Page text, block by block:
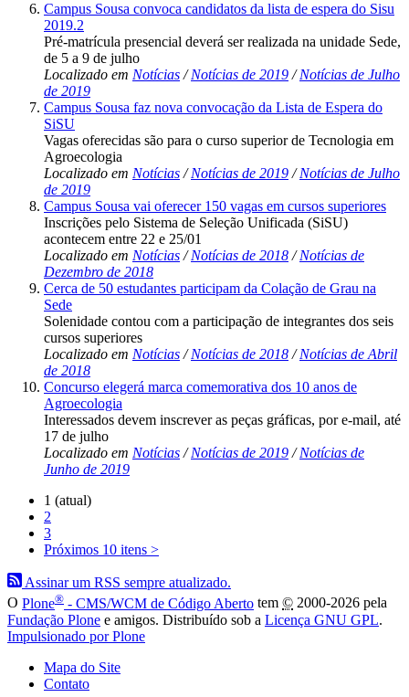
Campus Sousa convoca candidatos da lista de espera do Sisu
2019.2
Pré-matrícula presencial deverá ser realizada na unidade Sede,
de 5 a 9 de julho
Localizado em Notícias /Notícias de 2019 /Notícias de Julho
de 2019
Campus Sousa faz nova convocação da Lista de Espera do
SiSU
Vagas oferecidas são para o curso superior de Tecnologia em
Agroecologia
Localizado em Notícias /Notícias de 2019 /Notícias de Julho
de 2019
Campus Sousa vai oferecer 150 vagas em cursos superiores
Inscrições pelo Sistema de Seleção Unificada (SiSU)
acontecem entre 22 e 25/01
Localizado em Notícias /Notícias de 2018 /Notícias de
Dezembro de 2018
Cerca de 50 estudantes participam da Colação de Grau na
Sede
Solenidade contou com a participação de integrantes dos seis
cursos superiores
Localizado em Notícias /Notícias de 2018 /Notícias de Abril
de 2018
Concurso elegerá marca comemorativa dos 10 anos de
Agroecologia
Interessados devem inscrever as peças gráficas, por e-mail, até
17 de julho
Localizado em Notícias /Notícias de 2019 /Notícias de
Junho de 2019
1 (atual)
2
3
Próximos 10 itens >
Assinar um RSS sempre atualizado.
O Plone® - CMS/WCM de Código Aberto tem © 2000-2026 pela
Fundação Plone e amigos. Distribuído sob a Licença GNU GPL.
Impulsionado por Plone
Mapa do Site
Contato